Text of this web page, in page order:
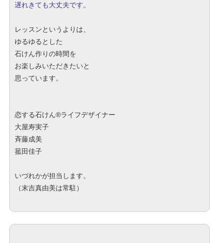
遅れきても大丈夫です。
レッスンというよりは、
ゆるゆるとした
石けん作りの時間を
お楽しみいただきたいと
思っています。
恋する石けん®︎ライフデザイナー
大屋寿実子
斉藤成美
菰田佳子
いづれかが担当します。
（末吉真由美は常駐）